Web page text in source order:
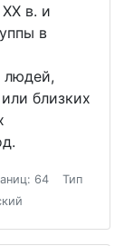
в. и
в
близких
64
Тип